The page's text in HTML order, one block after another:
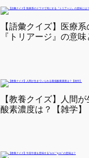
【語彙クイズ】医療
『トリアージ』の意味
【教養クイズ】人間
酸素濃度は？【雑学】